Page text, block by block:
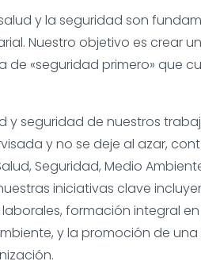
y la seguridad son
Nuestro objetivo es crear
de «seguridad primero» que
y seguridad de nuestros
y no se deje al azar,
Seguridad, Medio
iniciativas clave
formación integral
y la promoción de